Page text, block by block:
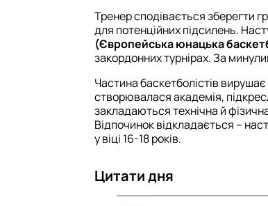
Тренер сподівається зберегти
для потенційних підсилень.
(Європейська юнацька
закордонних турнірах. За
Частина баскетболістів
створювалася академія,
закладаються технічна й
Відпочинок відкладається –
у віці 16-18 років.
Цитати дня